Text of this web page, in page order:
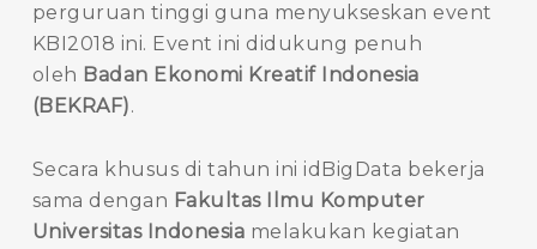
perguruan tinggi guna menyukseskan event
KBI2018 ini. Event ini didukung penuh
oleh Badan Ekonomi Kreatif Indonesia
(BEKRAF).
Secara khusus di tahun ini idBigData bekerja
sama dengan Fakultas Ilmu Komputer
Universitas Indonesia melakukan kegiatan